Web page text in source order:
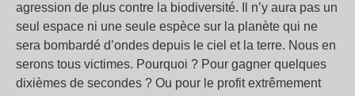
agression de plus contre la biodiversité. Il n’y aura pas un
seul espace ni une seule espèce sur la planète qui ne
sera bombardé d’ondes depuis le ciel et la terre. Nous en
serons tous victimes. Pourquoi ? Pour gagner quelques
dixièmes de secondes ? Ou pour le profit extrêmement